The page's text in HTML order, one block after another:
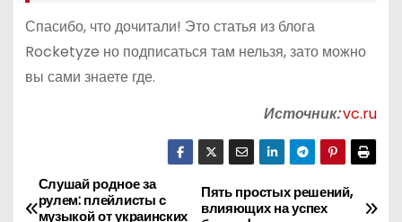
Спасибо, что дочитали! Это статья из блога
Rocketyze но подписаться там нельзя, зато можно
вы сами знаете где.
Источник:vc.ru
Н
Пять простых решений,
влияющих на успех
Слушай родное за
рулем: плейлисты с
музыкой от украинских